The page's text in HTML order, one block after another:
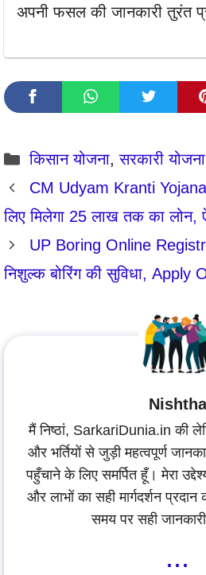
अपनी फसल की जानकारी तुरंत
Categories
किसान योजना,सरकारी योजना
CM Udyam Kranti
लिए मिलेगा 25 लाख तक का
UP Boring Online
निशुल्क बोरिंग की सुविधा, Apply
Nishtha
मैं निष्ठां, SarkariDunia.in की
और भर्तियों से जुड़ी महत्वपूर्ण
पहुँचाने के लिए समर्पित हूँ। मेरा
और लाभों का सही मार्गदर्शन
समय पर सही
...